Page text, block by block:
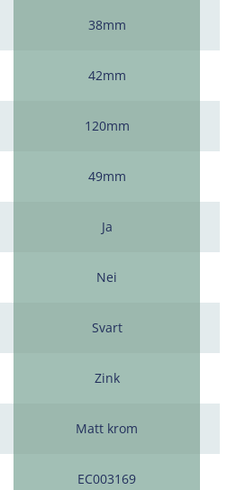
38mm
42mm
120mm
49mm
Ja
Nei
Svart
Zink
Matt krom
EC003169